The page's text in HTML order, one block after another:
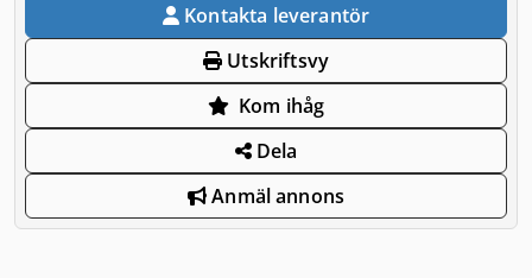
Kontakta leverantör
Utskriftsvy
Kom ihåg
Dela
Anmäl annons